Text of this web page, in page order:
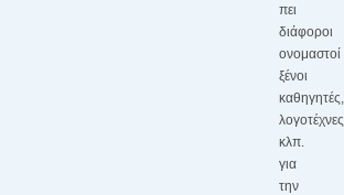
πει
διάφοροι
ονομαστοί
ξένοι
καθηγητές,
λογοτέχνες
κλπ.
για
την